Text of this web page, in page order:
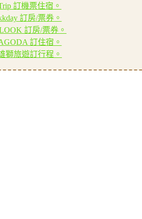
訂機票住宿。
訂房/票券。
訂房/票券。
訂住宿。
獅旅遊訂行程。